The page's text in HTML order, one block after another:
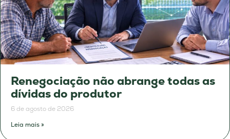
Renegociação não abrange todas as
dívidas do produtor
6 de agosto de 2026
Leia mais »